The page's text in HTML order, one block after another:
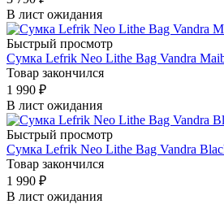
В лист ожидания
Быстрый просмотр
Сумка Lefrik Neo Lithe Bag Vandra
Товар закончился
1 990 ₽
В лист ожидания
Быстрый просмотр
Сумка Lefrik Neo Lithe Bag Vandra
Товар закончился
1 990 ₽
В лист ожидания